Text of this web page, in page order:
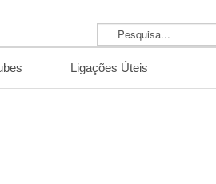
Pesquisa...
Ligações Úteis